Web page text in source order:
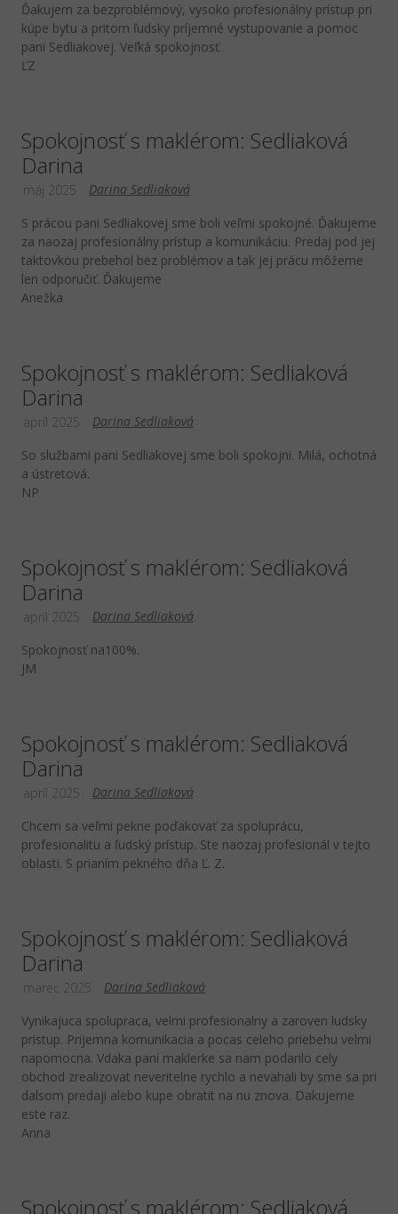
Ďakujem za bezproblémový, vysoko profesionálny prístup pri
kúpe bytu a pritom ľudsky príjemné vystupovanie a pomoc
pani Sedliakovej. Veľká spokojnosť.
ĽZ
Spokojnosť s maklérom: Sedliaková
Darina
Darina Sedliaková
máj 2025
S prácou pani Sedliakovej sme boli veľmi spokojné. Ďakujeme
za naozaj profesionálny prístup a komunikáciu. Predaj pod jej
taktovkou prebehol bez problémov a tak jej prácu môžeme
len odporučiť. Ďakujeme
Anežka
Spokojnosť s maklérom: Sedliaková
Darina
Darina Sedliaková
apríl 2025
So službami pani Sedliakovej sme boli spokojni. Milá, ochotná
a ústretová.
NP
Spokojnosť s maklérom: Sedliaková
Darina
Darina Sedliaková
apríl 2025
Spokojnosť na100%.
JM
Spokojnosť s maklérom: Sedliaková
Darina
Darina Sedliaková
apríl 2025
Chcem sa veľmi pekne poďakovať za spoluprácu,
profesionalitu a ľudský prístup. Ste naozaj profesionál v tejto
oblasti. S prianím pekného dňa Ľ. Z.
Spokojnosť s maklérom: Sedliaková
Darina
Darina Sedliaková
marec 2025
Vynikajuca spolupraca, velmi profesionalny a zaroven ludsky
pristup. Prijemna komunikacia a pocas celeho priebehu velmi
napomocna. Vdaka pani maklerke sa nam podarilo cely
obchod zrealizovat neveritelne rychlo a nevahali by sme sa pri
dalsom predaji alebo kupe obratit na nu znova. Dakujeme
este raz.
Anna
Spokojnosť s maklérom: Sedliaková